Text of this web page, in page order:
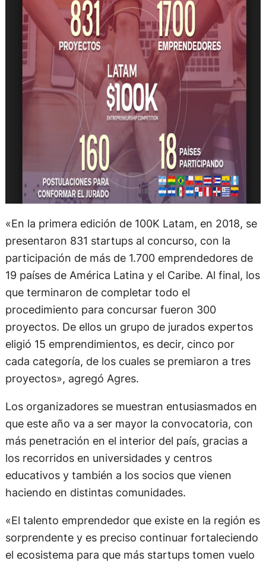
«En la primera edición de 100K Latam, en 2018, se
presentaron 831 startups al concurso, con la
participación de más de 1.700 emprendedores de
19 países de América Latina y el Caribe. Al final, los
que terminaron de completar todo el
procedimiento para concursar fueron 300
proyectos. De ellos un grupo de jurados expertos
eligió 15 emprendimientos, es decir, cinco por
cada categoría, de los cuales se premiaron a tres
proyectos», agregó Agres.
Los organizadores se muestran entusiasmados en
que este año va a ser mayor la convocatoria, con
más penetración en el interior del país, gracias a
los recorridos en universidades y centros
educativos y también a los socios que vienen
haciendo en distintas comunidades.
«El talento emprendedor que existe en la región es
sorprendente y es preciso continuar fortaleciendo
el ecosistema para que más startups tomen vuelo